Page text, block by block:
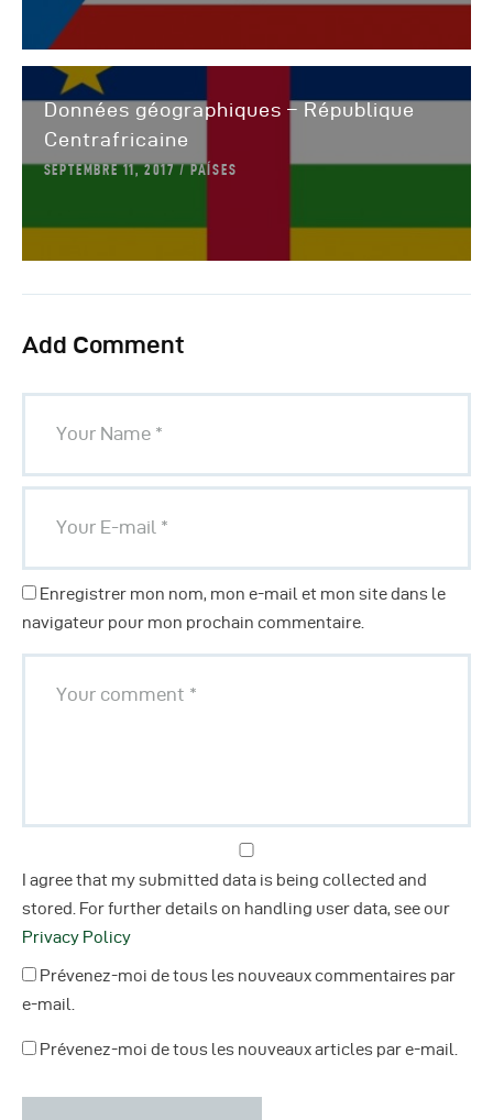
Données géographiques – République
Centrafricaine
SEPTEMBRE 11, 2017 PAÍSES
Add Comment
Enregistrer mon nom, mon e-mail et mon site dans le
navigateur pour mon prochain commentaire.
I agree that my submitted data is being collected and
stored. For further details on handling user data, see our
Privacy Policy
Prévenez-moi de tous les nouveaux commentaires par
e-mail.
Prévenez-moi de tous les nouveaux articles par e-mail.